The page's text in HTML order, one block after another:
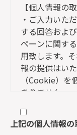
【個人情報の
・ご入力いた
する回答およ
ペーンに関す
用致します。
報の提供はい
（Cookie）
ありません。
けないと送信で
・弊社が取得
上記の個人情報